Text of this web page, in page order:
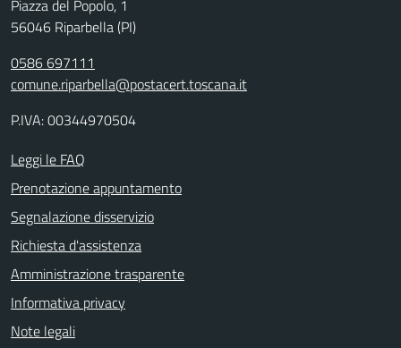
Piazza del Popolo, 1
56046 Riparbella (PI)
0586 697111
comune.riparbella@postacert.toscana.it
P.IVA: 00344970504
Leggi le FAQ
Prenotazione appuntamento
Segnalazione disservizio
Richiesta d'assistenza
Amministrazione trasparente
Informativa privacy
Note legali